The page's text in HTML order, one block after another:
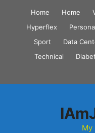
content
Home Home
Hyperflex
Sport
Data
Technical
My